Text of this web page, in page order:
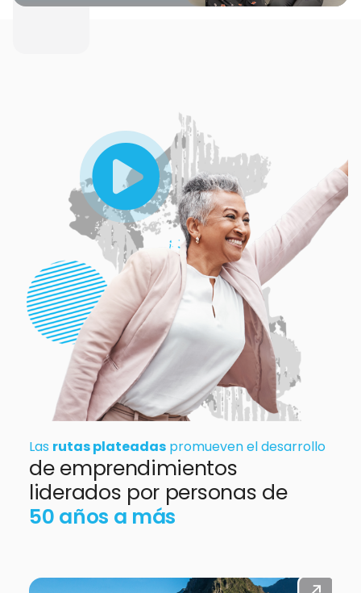
Las rutas plateadas promueven el desarrollo
de emprendimientos
liderados por personas de
50 años a más